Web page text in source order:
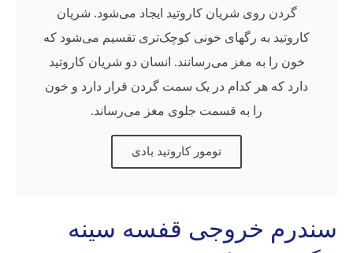
گردن روی شریان کاروتید ایجاد می‌شود. شریان
کاروتید به رگهای خونی کوچک‌تری تقسیم می‌شود که
خون را به مغز می‌رسانند. انسان دو شریان کاروتید
دارد که هر کدام در یک سمت گردن قرار دارد و خون
را به قسمت جلوی مغز می‌رساند.
تومور کاروتید بادی
سندرم خروجی قفسه سینه